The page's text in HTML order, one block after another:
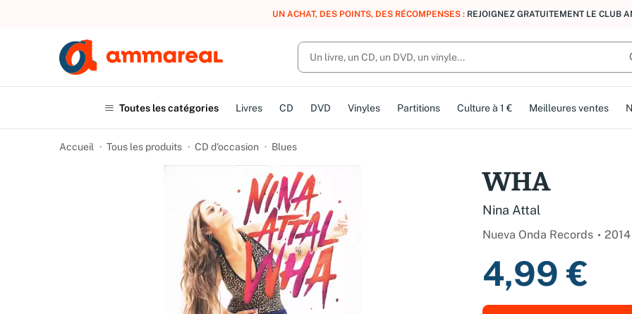
UN ACHAT, DES POINTS, DES RÉCOMPENSES : REJOIGNEZ GRATUITEMENT LE CLUB
Toutes les catégories Livres CD DVD Vinyles Partitions Culture à 1 € Meilleures ventes
Accueil Tous les produits CD d'occasion Blues
WHA
Nina Attal
Nueva Onda Records 2014
4,99 €